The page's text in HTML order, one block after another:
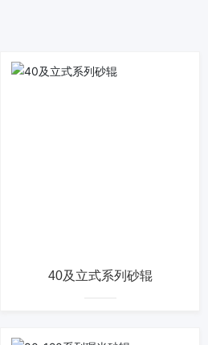
40及立式系列砂辊